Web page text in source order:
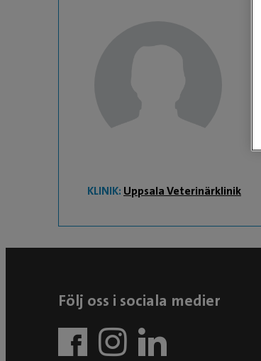
KLINIK: Uppsala Veterinärklinik
Följ oss i sociala medier